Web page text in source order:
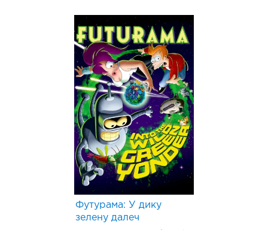
Футурама: У дику
зелену далеч